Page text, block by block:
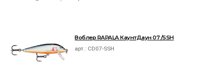
Воблер RAPALA КаунтДаун 07 /SSH
арт.: CD07-SSH